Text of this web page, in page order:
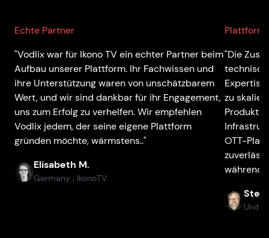
Echte Partner
"Vodlix war für Ikono TV ein echter Partner beim
Aufbau unserer Plattform. Ihr Fachwissen und
ihre Unterstützung waren von unschätzbarem
Wert, und wir sind dankbar für ihr Engagement,
uns zum Erfolg zu verhelfen. Wir empfehlen
Vodlix jedem, der seine eigene Plattform
gründen möchte, wärmstens.."
Elisabeth M.
Germany ● IkonoTV
Plattform
"Die
zu
OTT-
während